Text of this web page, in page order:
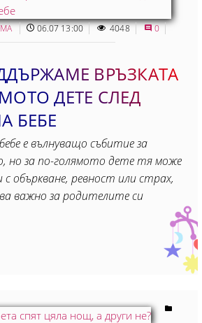
06.07 13:00 4048 0
ВРЪЗКАТА
ДЕТЕ СЛЕД
БЕБЕ
е вълнуващо събитие за
но за по-голямото дете тя може
с объркване, ревност или страх,
важно за родителите си